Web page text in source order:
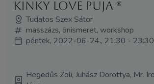
Kinky Love Puja (R)
Tudatos Szex Sátor
masszázs, önismeret, workshop
péntek, 2022-06-24., 21:30 - 23:30
Hegedűs Zoli, Juhász Dorottya, Mr.